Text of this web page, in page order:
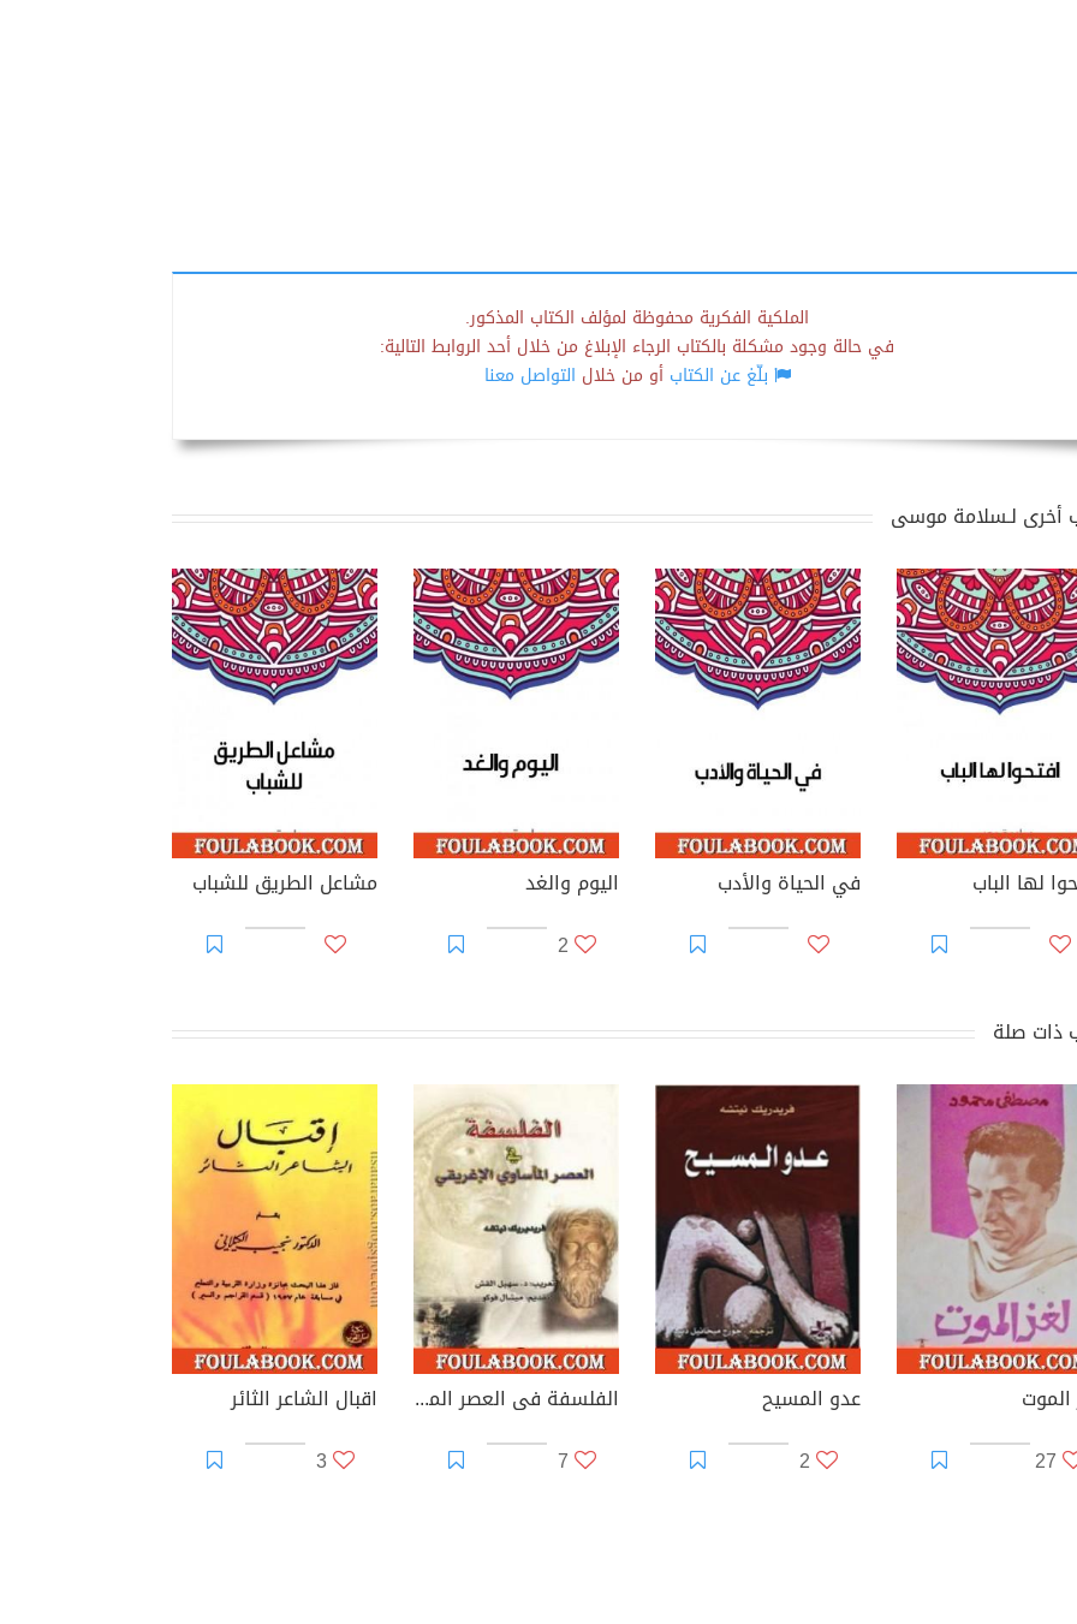
الملكية الفكرية محفوظة لمؤلف الكتاب المذكور.
في حالة وجود مشكلة بالكتاب الرجاء الإبلاغ من خلال أحد الروابط التالية:
بلّغ عن الكتابأو من خلال التواصل معنا
أخرى لـسلامة موسى
لها الباب في الحياة والأدب
اليوم والغد
2
مشاعل الطريق للشباب
ذات صلة
الموت
27
عدو المسيح
2
الفلسفة فى العصر المأساوى الإغريقى
7
اقبال الشاعر الثائر
3